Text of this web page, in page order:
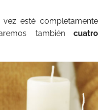
esté completamente
tambiéncuatro